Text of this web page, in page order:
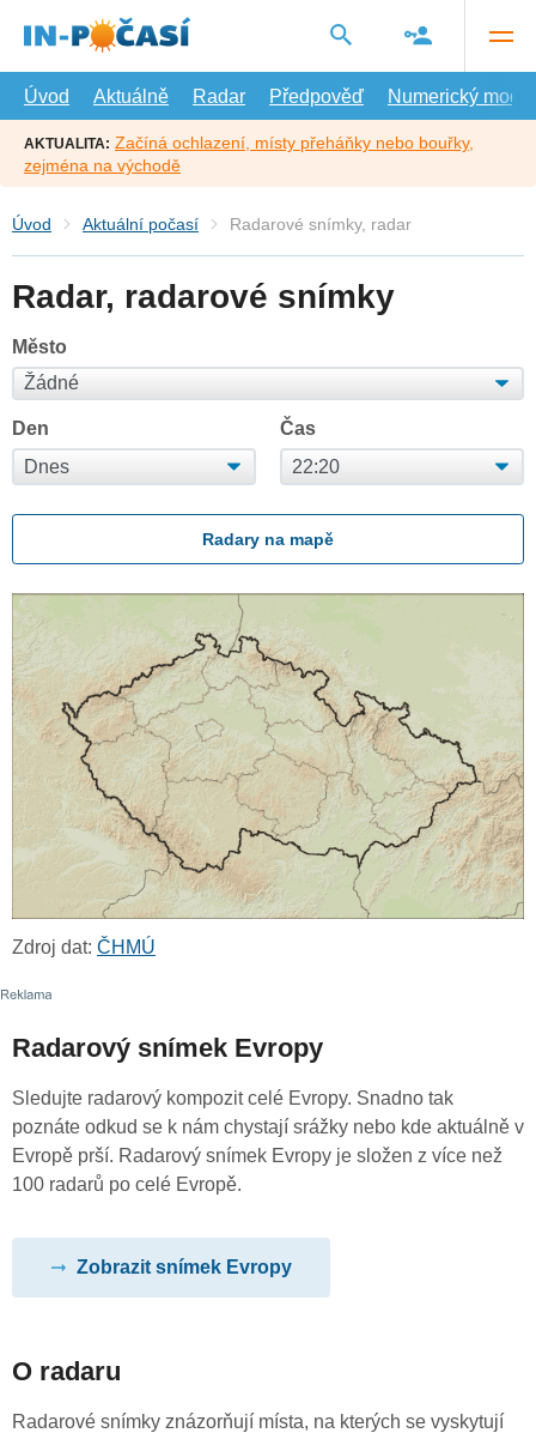
hlavní
Úvod
Aktuálně Radar Předpověď Numerický model
AKTUALITA: Začíná ochlazení, místy přeháňky nebo bouřky,
zejména na východě
Úvod Aktuální počasí Radarové snímky, radar
Radar, radarové snímky
Město
Den Čas
Radary na mapě
Zdroj dat: ČHMÚ
Radarový snímek Evropy
Sledujte radarový kompozit celé Evropy. Snadno tak
poznáte odkud se k nám chystají srážky nebo kde aktuálně v
Evropě prší. Radarový snímek Evropy je složen z více než
100 radarů po celé Evropě.
Zobrazit snímek Evropy
O radaru
Radarové snímky znázorňují místa, na kterých se vyskytují